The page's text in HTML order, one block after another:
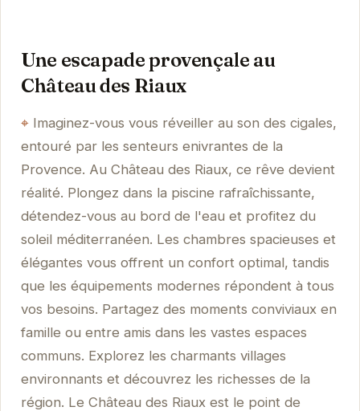
Une escapade provençale au
Château des Riaux
Imaginez-vous vous réveiller au son des cigales,
entouré par les senteurs enivrantes de la
Provence. Au Château des Riaux, ce rêve devient
réalité. Plongez dans la piscine rafraîchissante,
détendez-vous au bord de l'eau et profitez du
soleil méditerranéen. Les chambres spacieuses et
élégantes vous offrent un confort optimal, tandis
que les équipements modernes répondent à tous
vos besoins. Partagez des moments conviviaux en
famille ou entre amis dans les vastes espaces
communs. Explorez les charmants villages
environnants et découvrez les richesses de la
région. Le Château des Riaux est le point de